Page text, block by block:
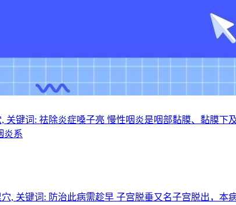
关键词: 祛除炎症嗓子亮 慢性咽炎是咽部黏膜、黏膜
炎系
, 关键词: 防治此病需趁早 子宫脱垂又名子宫脱出，